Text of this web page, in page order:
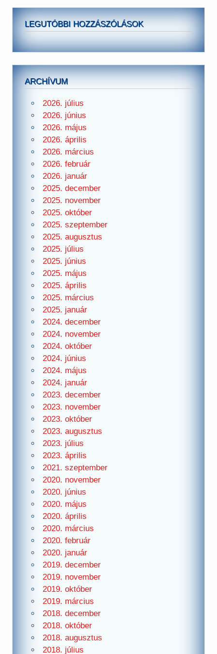
LEGUTÓBBI HOZZÁSZÓLÁSOK
ARCHÍVUM
2026. július
2026. június
2026. május
2026. április
2026. március
2026. február
2026. január
2025. december
2025. november
2025. október
2025. szeptember
2025. augusztus
2025. július
2025. június
2025. május
2025. április
2025. március
2025. január
2024. december
2024. november
2024. október
2024. június
2024. május
2024. január
2023. december
2023. november
2023. október
2023. augusztus
2023. július
2023. április
2021. szeptember
2020. november
2020. június
2020. május
2020. április
2020. március
2020. február
2020. január
2019. december
2019. november
2019. október
2019. március
2018. december
2018. október
2018. augusztus
2018. július